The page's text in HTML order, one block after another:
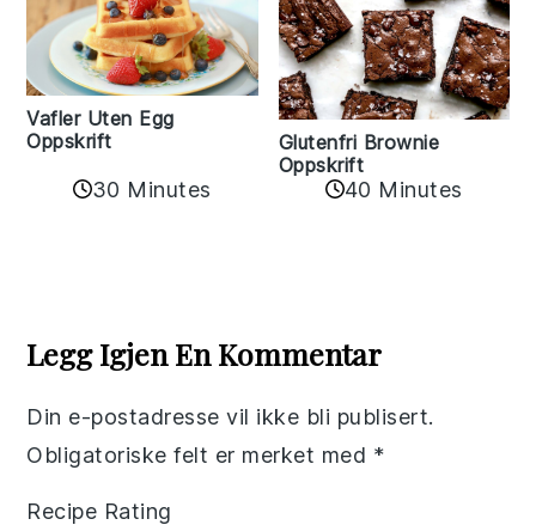
Vafler Uten Egg
Oppskrift
30 Minutes
Glutenfri Brownie
Oppskrift
40 Minutes
Interactions
Legg Igjen En Kommentar
Din e-postadresse vil ikke bli publisert.
Obligatoriske felt er merket med *
Recipe Rating